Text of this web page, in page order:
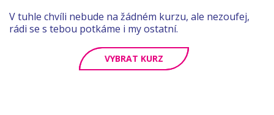
V tuhle chvíli nebude na žádném kurzu, ale nezoufej,
rádi se s tebou potkáme i my ostatní.
VYBRAT KURZ